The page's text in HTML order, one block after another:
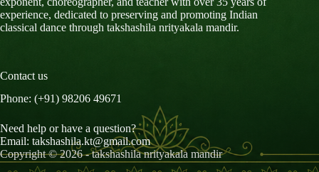
experience, dedicated to preserving and promoting Indian
classical dance through takshashila nrityakala mandir.
Contact us
Phone: (+91) 98206 49671
Need help or have a question?
Email: takshashila.kt@gmail.com
Copyright © 2026 - takshashila nrityakala mandir